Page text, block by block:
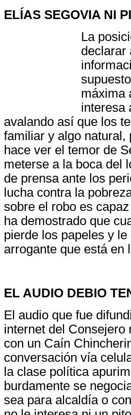
ELÍAS SEGOVIA NI
La
declarar
máxima
interesa
avalando así que los
familiar y algo natural,
hace ver el temor de
meterse a la boca del
de prensa ante los
lucha contra la
sobre el robo es
ha demostrado que
pierde los papeles y
arrogante que está en
EL AUDIO DEBIO
El audio que fue
internet del Consejero
con un Caín
conversación vía
la clase política
burdamente se
sea para alcaldía o